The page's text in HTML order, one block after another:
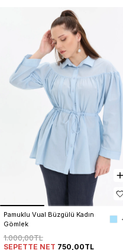
Pamuklu Vual Büzgülü Kadın
Gömlek
1.000,00TL
SEPETTE NET 750,00TL